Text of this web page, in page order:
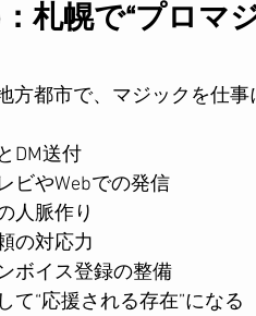
札幌で“プロマ
方都市で、マジックを仕
DM送付
ビやWebでの発信
人脈作り
の対応力
ボイス登録の整備
て“応援される存在”になる